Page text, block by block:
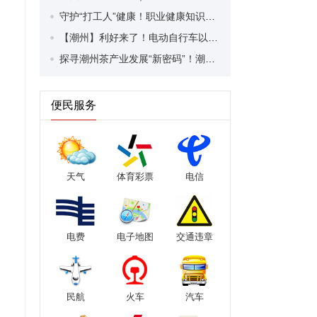
便民服务
天气 体育彩票 电信
电费 电子地图 交通违章
民航 火车 汽车